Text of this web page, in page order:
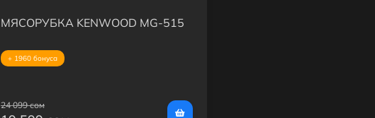
МЯСОРУБКА KENWOOD MG-515
+ 1960 бонуса
24 099 сом